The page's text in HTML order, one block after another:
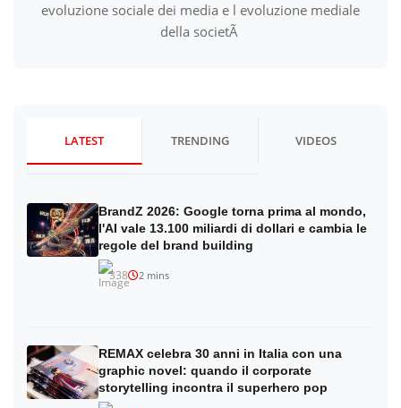
evoluzione sociale dei media e l evoluzione mediale
della societÃ
LATEST TRENDING VIDEOS
BrandZ 2026: Google torna prima al mondo,
l'AI vale 13.100 miliardi di dollari e cambia le
regole del brand building
338 2 mins
REMAX celebra 30 anni in Italia con una
graphic novel: quando il corporate
storytelling incontra il superhero pop